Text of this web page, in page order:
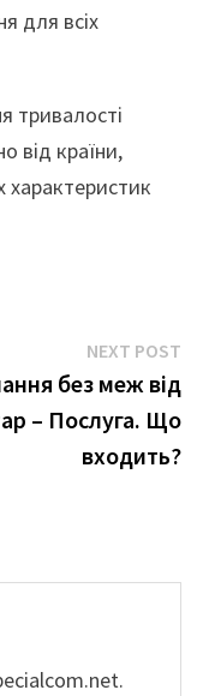
для всіх
тривалості
від країни,
характеристик
NEXT POST
без меж від
– Послуга. Що
входить?